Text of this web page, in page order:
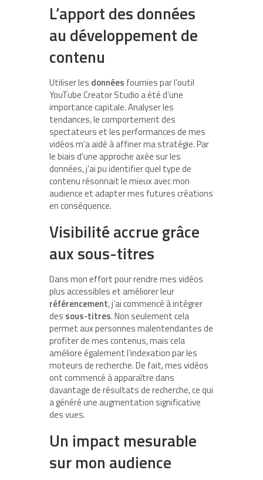
L’apport des données
au développement de
contenu
Utiliser les données fournies par l’outil
YouTube Creator Studio a été d’une
importance capitale. Analyser les
tendances, le comportement des
spectateurs et les performances de mes
vidéos m’a aidé à affiner ma stratégie. Par
le biais d’une approche axée sur les
données, j’ai pu identifier quel type de
contenu résonnait le mieux avec mon
audience et adapter mes futures créations
en conséquence.
Visibilité accrue grâce
aux sous-titres
Dans mon effort pour rendre mes vidéos
plus accessibles et améliorer leur
référencement, j’ai commencé à intégrer
des sous-titres. Non seulement cela
permet aux personnes malentendantes de
profiter de mes contenus, mais cela
améliore également l’indexation par les
moteurs de recherche. De fait, mes vidéos
ont commencé à apparaître dans
davantage de résultats de recherche, ce qui
a généré une augmentation significative
des vues.
Un impact mesurable
sur mon audience